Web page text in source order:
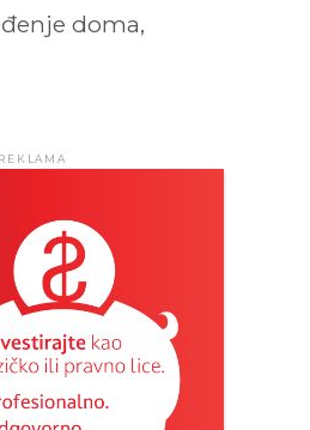
doma,
REKLAMA